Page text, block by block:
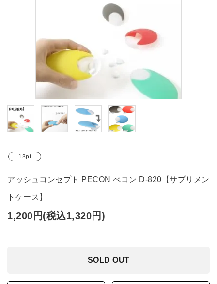
ブランド
ガイドライン
13pt
アッシュコンセプト PECON ぺコン D-820【サプリメン
トケース】
1,200円(税込1,320円)
SOLD OUT